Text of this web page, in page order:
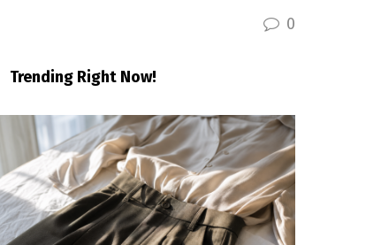
0
Trending Right Now!